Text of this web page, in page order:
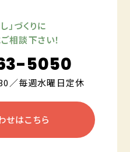
」づくりに
相談下さい！
5050
／毎週水曜日定休
せはこちら